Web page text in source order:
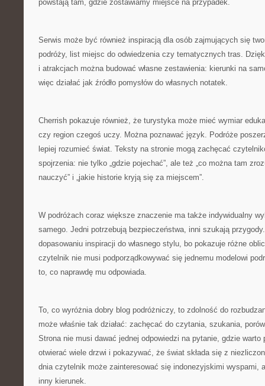
powstają tam, gdzie zostawiamy miejsce na przypadek.
Serwis może być również inspiracją dla osób zajmujących się
podróży, list miejsc do odwiedzenia czy tematycznych tras.
i atrakcjach można budować własne zestawienia: kierunki na
więc działać jak źródło pomysłów do własnych notatek.
Cherrish pokazuje również, że turystyka może mieć wymiar
czy region czegoś uczy. Można poznawać język. Podróże
lepiej rozumieć świat. Teksty na stronie mogą zachęcać
spojrzenia: nie tylko „gdzie pojechać”, ale też „co można tam
nauczyć” i „jakie historie kryją się za miejscem”.
W podróżach coraz większe znaczenie ma także indywidualny
samego. Jedni potrzebują bezpieczeństwa, inni szukają
dopasowaniu inspiracji do własnego stylu, bo pokazuje różne
czytelnik nie musi podporządkowywać się jednemu modelowi
to, co naprawdę mu odpowiada.
To, co wyróżnia dobry blog podróżniczy, to zdolność do
może właśnie tak działać: zachęcać do czytania, szukania,
Strona nie musi dawać jednej odpowiedzi na pytanie, gdzie warto
otwierać wiele drzwi i pokazywać, że świat składa się z
dnia czytelnik może zainteresować się indonezyjskimi wyspami,
inny kierunek.